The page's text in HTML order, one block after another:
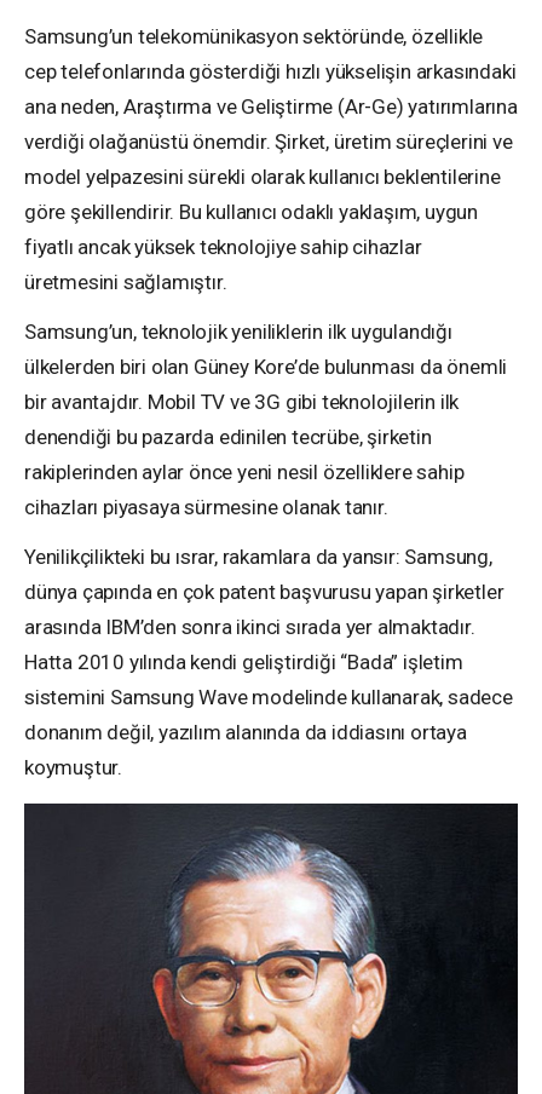
Samsung’un telekomünikasyon sektöründe, özellikle
cep telefonlarında gösterdiği hızlı yükselişin arkasındaki
ana neden, Araştırma ve Geliştirme (Ar-Ge) yatırımlarına
verdiği olağanüstü önemdir. Şirket, üretim süreçlerini ve
model yelpazesini sürekli olarak kullanıcı beklentilerine
göre şekillendirir. Bu kullanıcı odaklı yaklaşım, uygun
fiyatlı ancak yüksek teknolojiye sahip cihazlar
üretmesini sağlamıştır.
Samsung’un, teknolojik yeniliklerin ilk uygulandığı
ülkelerden biri olan Güney Kore’de bulunması da önemli
bir avantajdır. Mobil TV ve 3G gibi teknolojilerin ilk
denendiği bu pazarda edinilen tecrübe, şirketin
rakiplerinden aylar önce yeni nesil özelliklere sahip
cihazları piyasaya sürmesine olanak tanır.
Yenilikçilikteki bu ısrar, rakamlara da yansır: Samsung,
dünya çapında en çok patent başvurusu yapan şirketler
arasında IBM’den sonra ikinci sırada yer almaktadır.
Hatta 2010 yılında kendi geliştirdiği “Bada” işletim
sistemini Samsung Wave modelinde kullanarak, sadece
donanım değil, yazılım alanında da iddiasını ortaya
koymuştur.